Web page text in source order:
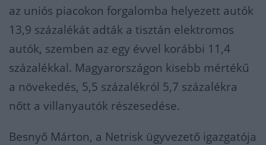
az uniós piacokon forgalomba helyezett autók
13,9 százalékát adták a tisztán elektromos
autók, szemben az egy évvel korábbi 11,4
százalékkal. Magyarországon kisebb mértékű
a növekedés, 5,5 százalékról 5,7 százalékra
nőtt a villanyautók részesedése.
Besnyő Márton, a Netrisk ügyvezető igazgatója